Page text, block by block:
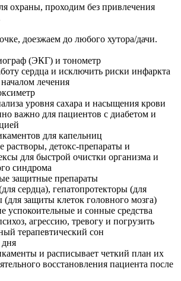
охраны, проходим без привлечения
доезжаем до любого хутора/дачи.
(ЭКГ) и тонометр
сердца и исключить риски инфаркта
лечения
уровня сахара и насыщения крови
важно для пациентов с диабетом и
для капельниц
растворы, детокс-препараты и
для быстрой очистки организма и
синдрома
защитные препараты
сердца), гепатопротекторы (для
защиты клеток головного мозга)
успокоительные и сонные средства
агрессию, тревогу и погрузить
терапевтический сон
дня
и расписывает четкий план их
восстановления пациента после